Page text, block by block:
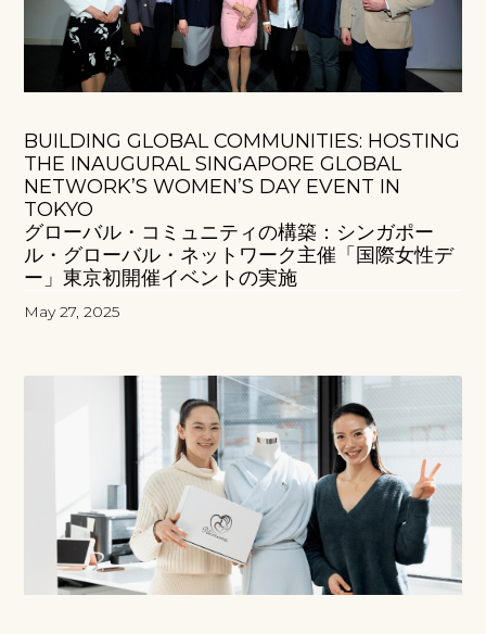
BUILDING GLOBAL COMMUNITIES: HOSTING
THE INAUGURAL SINGAPORE GLOBAL
NETWORK’S WOMEN’S DAY EVENT IN
TOKYO
グローバル・コミュニティの構築：シンガポー
ル・グローバル・ネットワーク主催「国際女性デ
ー」東京初開催イベントの実施
May 27, 2025